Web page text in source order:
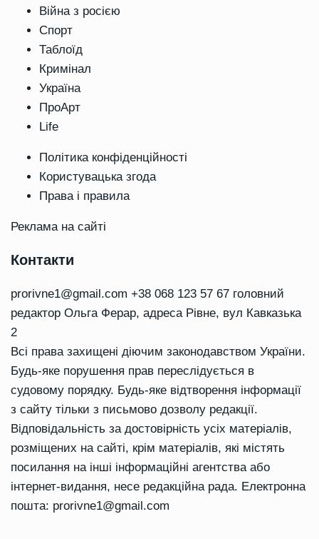
Війна з росією
Спорт
Таблоїд
Кримінал
Україна
ПроАрт
Life
Політика конфіденційності
Користувацька згода
Права і правила
Реклама на сайті
Контакти
prorivne1@gmail.com +38 068 123 57 67 головний
редактор Ольга Ферар, адреса Рівне, вул Кавказька
2
Всі права захищені діючим законодавством України.
Будь-яке порушення прав переслідується в
судовому порядку. Будь-яке відтворення інформації
з сайту тільки з письмово дозволу редакції.
Відповідальність за достовірність усіх матеріалів,
розміщених на сайті, крім матеріалів, які містять
посилання на інші інформаційні агентства або
інтернет-видання, несе редакційна рада. Електронна
пошта: prorivne1@gmail.com